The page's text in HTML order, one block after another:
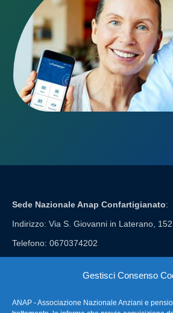
Gestisci Consenso
ANAP - Associazione Nazionale Anziani e
Sede Nazionale Anap Confartigianato:
Indirizzo: Via S. Giovanni in Laterano,
Telefono: 0670374202